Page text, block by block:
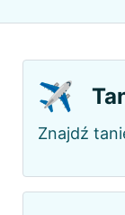
✈️
Znajdź